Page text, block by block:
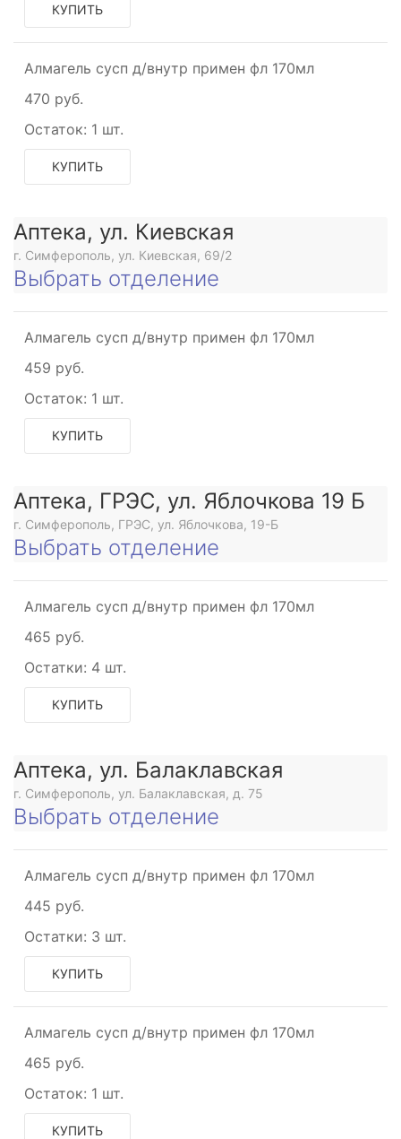
КУПИТЬ
Алмагель сусп д/внутр примен фл 170мл
470 руб.
Остаток: 1 шт.
КУПИТЬ
Аптека, ул. Киевская
г. Симферополь, ул. Киевская, 69/2
Выбрать отделение
Алмагель сусп д/внутр примен фл 170мл
459 руб.
Остаток: 1 шт.
КУПИТЬ
Аптека, ГРЭС, ул. Яблочкова 19 Б
г. Симферополь, ГРЭС, ул. Яблочкова, 19-Б
Выбрать отделение
Алмагель сусп д/внутр примен фл 170мл
465 руб.
Остатки: 4 шт.
КУПИТЬ
Аптека, ул. Балаклавская
г. Симферополь, ул. Балаклавская, д. 75
Выбрать отделение
Алмагель сусп д/внутр примен фл 170мл
445 руб.
Остатки: 3 шт.
КУПИТЬ
Алмагель сусп д/внутр примен фл 170мл
465 руб.
Остаток: 1 шт.
КУПИТЬ